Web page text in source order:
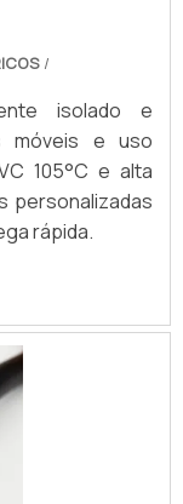
/
isolado e
móveis e uso
105°C e alta
personalizadas
rápida.